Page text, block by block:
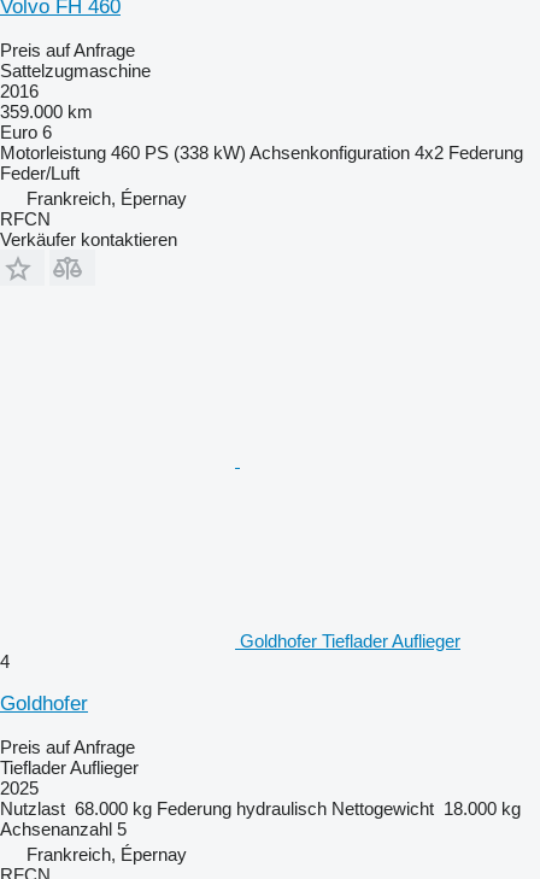
Volvo FH 460
Preis auf Anfrage
Sattelzugmaschine
2016
359.000 km
Euro 6
Motorleistung 460 PS (338 kW) Achsenkonfiguration 4x2 Federung
Feder/Luft
Frankreich, Épernay
RFCN
Verkäufer kontaktieren
Goldhofer Tieflader Auflieger
4
Goldhofer
Preis auf Anfrage
Tieflader Auflieger
2025
Nutzlast 68.000 kg Federung hydraulisch Nettogewicht 18.000 kg
Achsenanzahl 5
Frankreich, Épernay
RFCN